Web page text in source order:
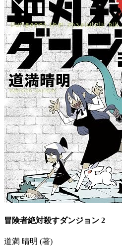
冒険者絶対殺すダンジョン 2
道満 晴明 (著)